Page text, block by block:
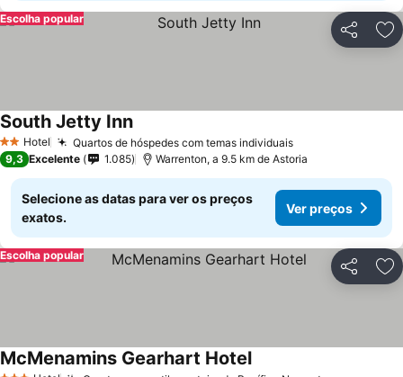
Partilhar
Escolha popular
2 Estrelas
Hotel Quartos de hóspedes com temas individuais
South Jetty Inn
9,3 Excelente 1.085 Warrenton, a 9.5 km de Astoria
Selecione as datas para ver os preços
exatos.
Ver preços
Partilhar
Escolha popular
McMenamins Gearhart Hotel